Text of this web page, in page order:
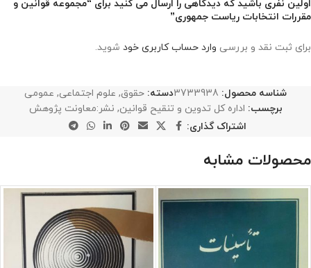
اولین نفری باشید که دیدگاهی را ارسال می کنید برای “مجموعه قوانین و
مقررات انتخابات ریاست جمهوری”
برای ثبت نقد و بررسی وارد حساب کاربری خود شوید.
شناسه محصول: 3733938دسته: حقوق, علوم اجتماعی, عمومی
برچسب: اداره کل تدوین و تنقیح قوانین, نشر:معاونت پژوهش
اشتراک گذاری:
محصولات مشابه